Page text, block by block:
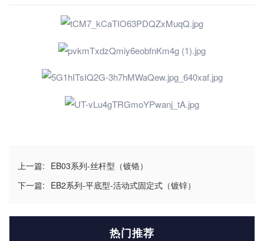
上一篇: EB03系列-丝杆型（镀铬）
下一篇: EB2系列-平底型-活动式固定式（镀锌）
热门推荐